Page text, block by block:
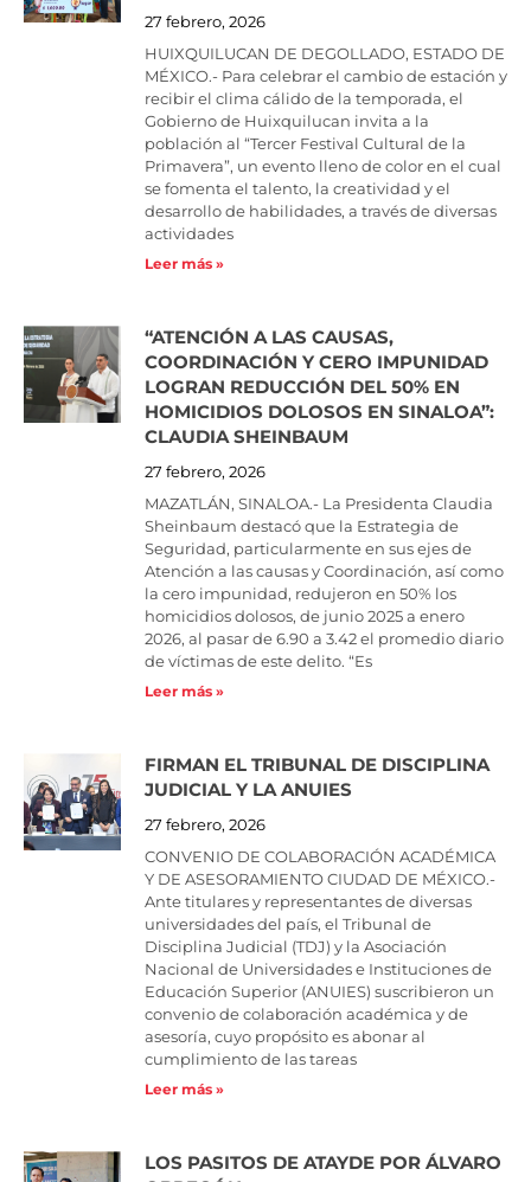
27 febrero, 2026
HUIXQUILUCAN DE DEGOLLADO, ESTADO DE
MÉXICO.- Para celebrar el cambio de estación y
recibir el clima cálido de la temporada, el
Gobierno de Huixquilucan invita a la
población al “Tercer Festival Cultural de la
Primavera”, un evento lleno de color en el cual
se fomenta el talento, la creatividad y el
desarrollo de habilidades, a través de diversas
actividades
Leer más »
“ATENCIÓN A LAS CAUSAS,
COORDINACIÓN Y CERO IMPUNIDAD
LOGRAN REDUCCIÓN DEL 50% EN
HOMICIDIOS DOLOSOS EN SINALOA”:
CLAUDIA SHEINBAUM
27 febrero, 2026
MAZATLÁN, SINALOA.- La Presidenta Claudia
Sheinbaum destacó que la Estrategia de
Seguridad, particularmente en sus ejes de
Atención a las causas y Coordinación, así como
la cero impunidad, redujeron en 50% los
homicidios dolosos, de junio 2025 a enero
2026, al pasar de 6.90 a 3.42 el promedio diario
de víctimas de este delito. “Es
Leer más »
FIRMAN EL TRIBUNAL DE DISCIPLINA
JUDICIAL Y LA ANUIES
27 febrero, 2026
CONVENIO DE COLABORACIÓN ACADÉMICA
Y DE ASESORAMIENTO CIUDAD DE MÉXICO.-
Ante titulares y representantes de diversas
universidades del país, el Tribunal de
Disciplina Judicial (TDJ) y la Asociación
Nacional de Universidades e Instituciones de
Educación Superior (ANUIES) suscribieron un
convenio de colaboración académica y de
asesoría, cuyo propósito es abonar al
cumplimiento de las tareas
Leer más »
LOS PASITOS DE ATAYDE POR ÁLVARO